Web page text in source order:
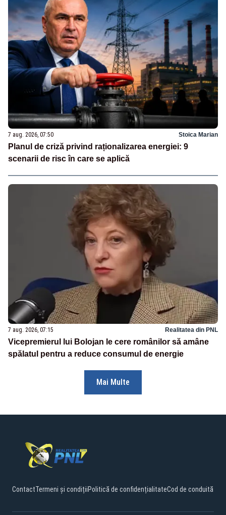
7 aug. 2026, 07:50 Stoica Marian
Planul de criză privind raționalizarea energiei: 9
scenarii de risc în care se aplică
7 aug. 2026, 07:15 Realitatea din PNL
Vicepremierul lui Bolojan le cere românilor să amâne
spălatul pentru a reduce consumul de energie
Mai Multe
ContactTermeni și condițiiPolitică de confidențialitateCod de conduită